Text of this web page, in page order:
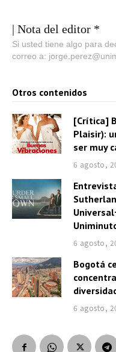
| Nota del editor *
Si usted tiene algo para
correo a:
Otros contenidos
[Crítica]
Plaisir):
ser muy
6 agosto,
6 agosto,
Bogotá
6 agosto,